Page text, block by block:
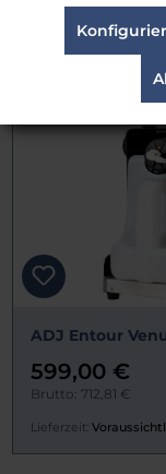
Lieferzeit:
ADJ Entour
599,00 €
Brutto: 712,81 €
Lieferzeit: